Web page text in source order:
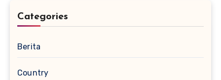
Categories
Berita
Country